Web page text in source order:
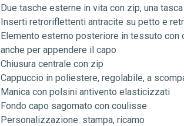
Due tasche esterne in vita con zip, una
Inserti retroriflettenti antracite su petto e
Elemento esterno posteriore in tessuto
anche per appendere il capo
Chiusura centrale con zip
Cappuccio in poliestere, regolabile, a
Manica con polsini antivento elasticizzati
Fondo capo sagomato con coulisse
Personalizzazione: stampa, ricamo